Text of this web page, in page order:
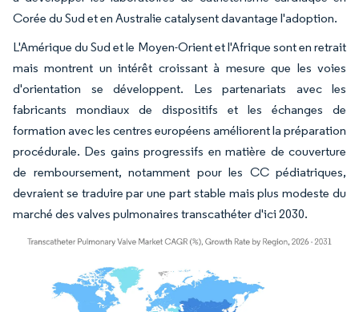
Corée du Sud et en Australie catalysent davantage l'adoption.
L'Amérique du Sud et le Moyen-Orient et l'Afrique sont en retrait
mais montrent un intérêt croissant à mesure que les voies
d'orientation se développent. Les partenariats avec les
fabricants mondiaux de dispositifs et les échanges de
formation avec les centres européens améliorent la préparation
procédurale. Des gains progressifs en matière de couverture
de remboursement, notamment pour les CC pédiatriques,
devraient se traduire par une part stable mais plus modeste du
marché des valves pulmonaires transcathéter d'ici 2030.